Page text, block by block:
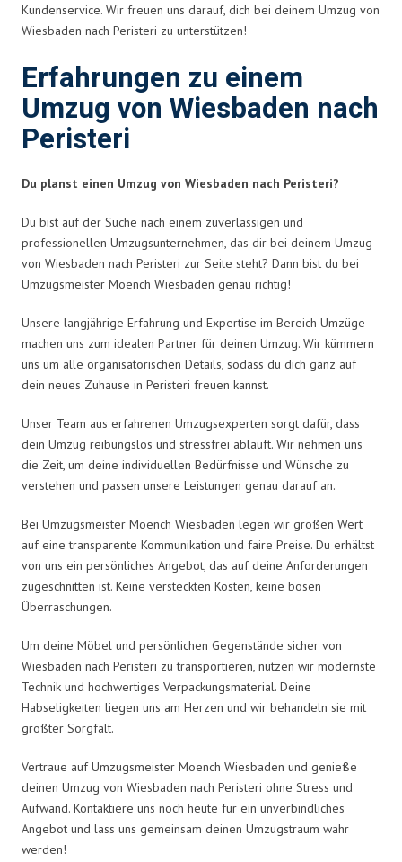
Kundenservice. Wir freuen uns darauf, dich bei deinem Umzug von
Wiesbaden nach Peristeri zu unterstützen!
Erfahrungen zu einem
Umzug von Wiesbaden nach
Peristeri
Du planst einen Umzug von Wiesbaden nach Peristeri?
Du bist auf der Suche nach einem zuverlässigen und
professionellen Umzugsunternehmen, das dir bei deinem Umzug
von Wiesbaden nach Peristeri zur Seite steht? Dann bist du bei
Umzugsmeister Moench Wiesbaden genau richtig!
Unsere langjährige Erfahrung und Expertise im Bereich Umzüge
machen uns zum idealen Partner für deinen Umzug. Wir kümmern
uns um alle organisatorischen Details, sodass du dich ganz auf
dein neues Zuhause in Peristeri freuen kannst.
Unser Team aus erfahrenen Umzugsexperten sorgt dafür, dass
dein Umzug reibungslos und stressfrei abläuft. Wir nehmen uns
die Zeit, um deine individuellen Bedürfnisse und Wünsche zu
verstehen und passen unsere Leistungen genau darauf an.
Bei Umzugsmeister Moench Wiesbaden legen wir großen Wert
auf eine transparente Kommunikation und faire Preise. Du erhältst
von uns ein persönliches Angebot, das auf deine Anforderungen
zugeschnitten ist. Keine versteckten Kosten, keine bösen
Überraschungen.
Um deine Möbel und persönlichen Gegenstände sicher von
Wiesbaden nach Peristeri zu transportieren, nutzen wir modernste
Technik und hochwertiges Verpackungsmaterial. Deine
Habseligkeiten liegen uns am Herzen und wir behandeln sie mit
größter Sorgfalt.
Vertraue auf Umzugsmeister Moench Wiesbaden und genieße
deinen Umzug von Wiesbaden nach Peristeri ohne Stress und
Aufwand. Kontaktiere uns noch heute für ein unverbindliches
Angebot und lass uns gemeinsam deinen Umzugstraum wahr
werden!